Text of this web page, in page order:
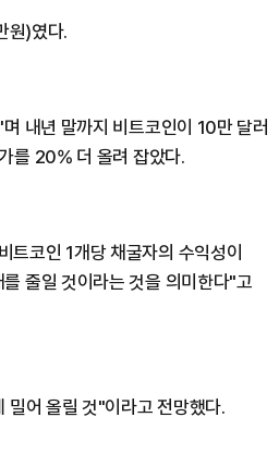
원)였다.
내년 말까지 비트코인이 10만 달러
를 20% 더 올려 잡았다.
코인 1개당 채굴자의 수익성이
줄일 것이라는 것을 의미한다"고
밀어 올릴 것"이라고 전망했다.